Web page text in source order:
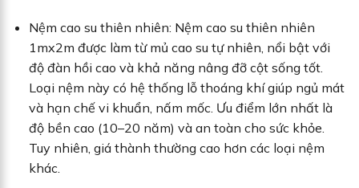
Nệm cao su thiên nhiên: Nệm cao su thiên nhiên
1mx2m được làm từ mủ cao su tự nhiên, nổi bật với
độ đàn hồi cao và khả năng nâng đỡ cột sống tốt.
Loại nệm này có hệ thống lỗ thoáng khí giúp ngủ mát
và hạn chế vi khuẩn, nấm mốc. Ưu điểm lớn nhất là
độ bền cao (10–20 năm) và an toàn cho sức khỏe.
Tuy nhiên, giá thành thường cao hơn các loại nệm
khác.